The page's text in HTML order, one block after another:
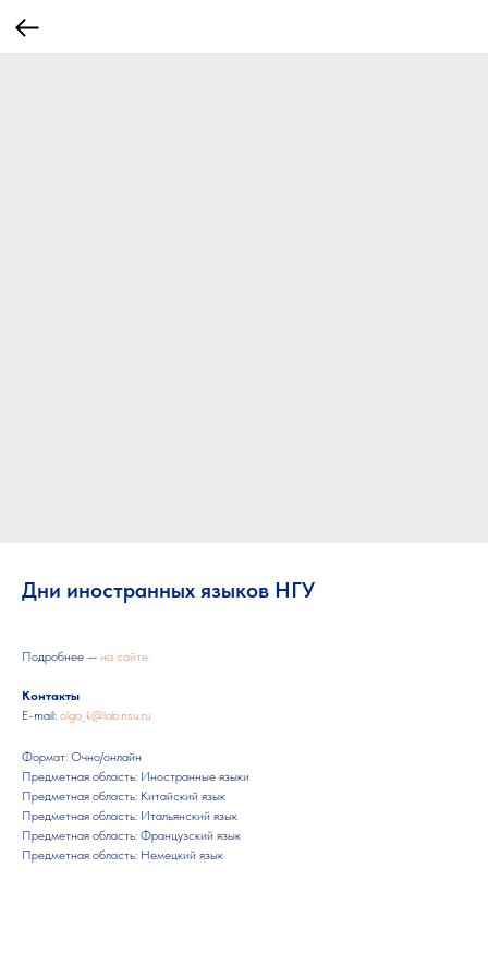
Дни иностранных языков НГУ
Подробнее — на сайте.
Контакты
Е-mail: olga_k@lab.nsu.ru
Формат: Очно/онлайн
Предметная область: Иностранные языки
Предметная область: Китайский язык
Предметная область: Итальянский язык
Предметная область: Французский язык
Предметная область: Немецкий язык